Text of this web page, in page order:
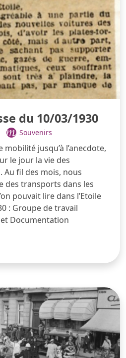
du 10/03/1930
Souvenirs
jusqu’à l’anecdote,
le jour la vie des
fil des mois, nous
des transports dans les
pouvait lire dans l’Etoile
: Groupe de travail
Documentation